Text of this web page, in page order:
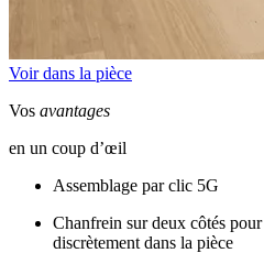
Voir dans la pièce
Vos avantages
en un coup d’œil
Assemblage par clic 5G
Chanfrein sur deux côtés
discrètement dans la pièce